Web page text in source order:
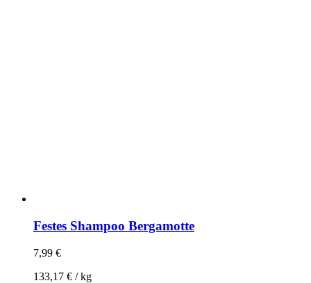
Festes Shampoo Bergamotte
7,99 €
133,17 € /kg